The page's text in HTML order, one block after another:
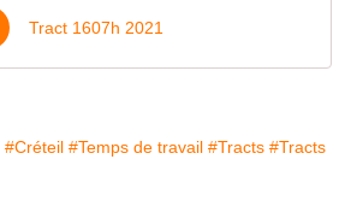
Tract 1607h 2021
#Créteil #Temps de travail #Tracts #Tracts